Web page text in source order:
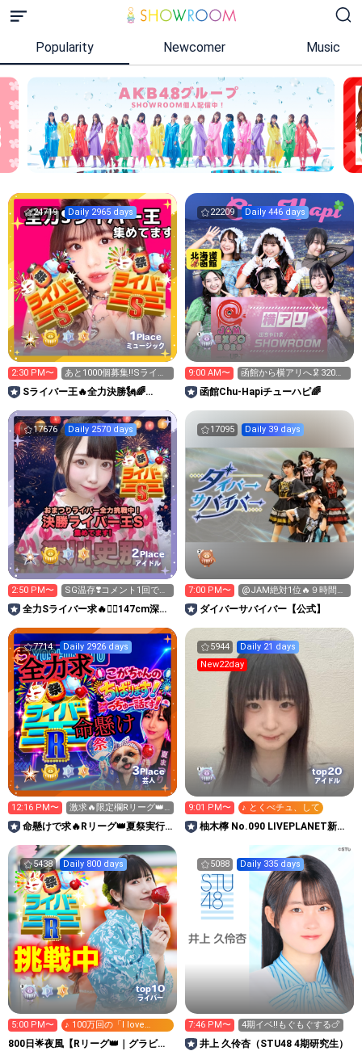
Popularity Newcomer Music
24719 Daily 2965 days
1 Place
ミュージック
2:30 PM〜
あと1000個募集‼️Sライバ
ー王👑投げれます！
Sライバー王🔥全力決勝🗽🌈
22209 Daily 446 days
9:00 AM〜
函館から横アリへ🦑320万
pt目標！キラ星求！
函館Chu-Hapiチューハピ🌈
17676 Daily 2570 days
2Place
アイドル
2:50 PM〜
SG温存❣️コメント1回で無
料の S求🧡
全力Sライバー求🔥❤️‍🔥147cm深川
17095 Daily 39 days
7:00 PM〜
@JAM絶対1位🔥９時間配
信リレー‼️
‪ダイバーサバイバー【公式】
7714 Daily 2926 days
3Place
芸人
12:16 PM〜
激求🔥限定欄Rリーグ👑0
時～枠に来れる方ギフト
温存
命懸けで求🔥Rリーグ👑夏祭実行
5944
Daily 21 days
New22day
top20
アイドル
9:01 PM〜 ♪ とくべチュ、して
柚木檸 No.090 LIVEPLANET新ア
5438 Daily 800 days
top10
ライバー
5:00 PM〜
♪ 100万回の「I love
you」
800日🌟夜風【Rリーグ👑｜グラビア
5088 Daily 335 days
7:46 PM〜 4期イベ‼️もぐもぐする🍗
井上 久伶杏（STU48 4期研究生）